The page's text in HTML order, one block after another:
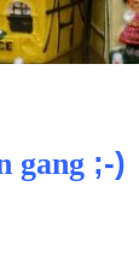
gang;-)